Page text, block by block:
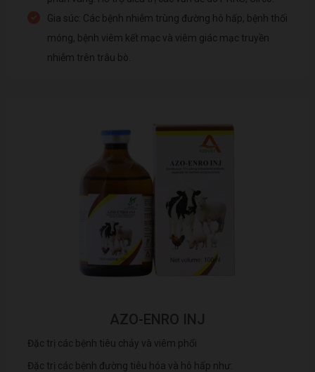
Gia súc: Các bệnh nhiễm trùng đường hô hấp, bệnh thối
móng, bệnh viêm kết mạc và viêm giác mạc truyền
nhiễm trên trâu bò.
AZO-ENRO INJ
Đặc trị các bệnh tiêu chảy và viêm phổi
Đặc trị các bệnh đường tiêu hóa và hô hấp như: